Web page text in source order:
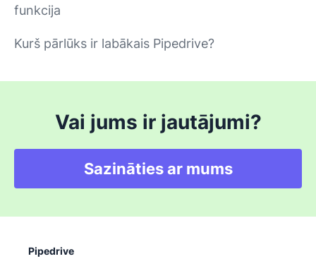
funkcija
Kurš pārlūks ir labākais Pipedrive?
Vai jums ir jautājumi?
Sazināties ar mums
Pipedrive